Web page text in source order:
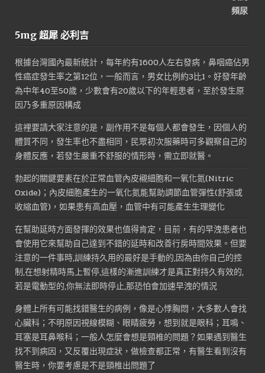
5mg 超犀 必利吉
根據台灣國內最新統計，每年約有1600人左右發病，鼻咽癌佔男
性癌症發生率之第12位，一般而言，男女比例約3比1。好發年齡
為中年40至50歲，少數會有20歲以下的年輕患者，至於發生原
因乃多重原因構成
這裡要請大家注意的是，副作用不是每個人都會發生，因個人的
體質不同，發生率也不盡相同，民眾初次服藥時可多觀察自己的
身體反應，若發生嚴重不舒服的情形時，需立即就醫。
勃起的關鍵要素在於正常血管內皮襯細胞和一氧化氮(Nitric
Oxide)；內皮細胞產生的一氧化氮能幫助調節血管彈性(舒張或
收縮血管)，如果患有高血壓，血管中有可能產生生理變化
在幫助延時方面發揮的效果也值得肯定，目前，有的早洩患者也
會使用它來幫助自己達到不錯的延時和改善行房時間效果。但要
注意的一件事時,訓練持久用的最好是手動的,因為由你自己的控
制,在想射精時馬上暫停,這樣的漸進訓練才是真正對持久有效的,
若是電動型的,你無法即時停止,那恐怕會加速早洩的情況
身體上所有可能找錯醫生的病例，像是心悸胸悶，大多數人會找
心臟科；不明原因視線模糊、眼睛疲勞，想到就是眼科；耳鳴、
耳塞是耳鼻喉科；一般人怎麼會想是頸椎的問題？如果遇到醫生
找不到病因，又反覆出現症狀，做檢查都正常，有醫生看到沒有
醫生時，你要考慮是不是頸椎出問題了